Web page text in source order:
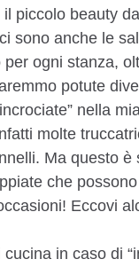
il piccolo beauty
sono anche le
ogni stanza,
potute
nella
molte
Ma questo
che
Eccovi
in caso di